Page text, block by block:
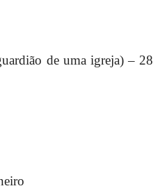
de uma igreja) – 28